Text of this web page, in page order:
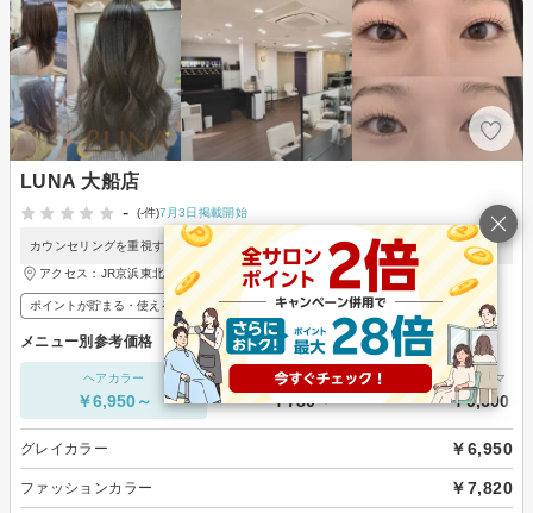
LUNA 大船店
-
(-件)7月3日掲載開始
カウンセリングを重視する安心感。幅広い支払い方法で便利。
アクセス：JR京浜東北線 大船駅 徒歩4分
ポイントが貯まる・使える メンズ歓迎
メニュー別参考価格
ヘアカラー
￥6,950～
カット単価
￥780～
パーマ
￥9,600～
グレイカラー ￥6,950
ファッションカラー ￥7,820